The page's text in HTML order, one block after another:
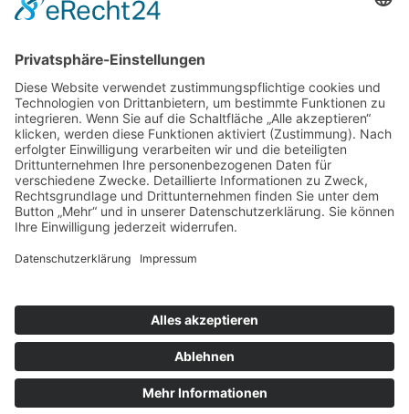
nach oben
Impressum|Datenschutz
Ihnen gefällt, was Sie lesen?
Dann teilen Sie es mit anderen!
X